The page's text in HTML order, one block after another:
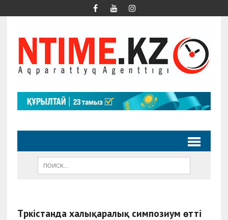
Түркістанда халықаралық симпозиум өтті